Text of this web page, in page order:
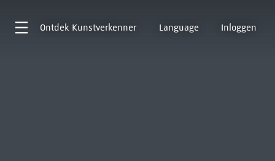
Ontdek Kunstverkenner Language Inloggen